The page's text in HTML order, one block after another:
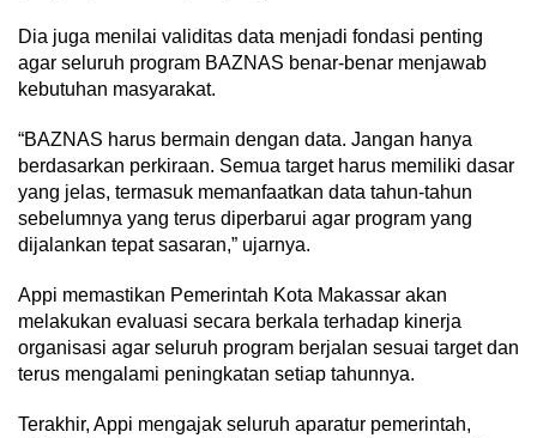
Dia juga menilai validitas data menjadi fondasi penting
agar seluruh program BAZNAS benar-benar menjawab
kebutuhan masyarakat.
“BAZNAS harus bermain dengan data. Jangan hanya
berdasarkan perkiraan. Semua target harus memiliki dasar
yang jelas, termasuk memanfaatkan data tahun-tahun
sebelumnya yang terus diperbarui agar program yang
dijalankan tepat sasaran,” ujarnya.
Appi memastikan Pemerintah Kota Makassar akan
melakukan evaluasi secara berkala terhadap kinerja
organisasi agar seluruh program berjalan sesuai target dan
terus mengalami peningkatan setiap tahunnya.
Terakhir, Appi mengajak seluruh aparatur pemerintah,